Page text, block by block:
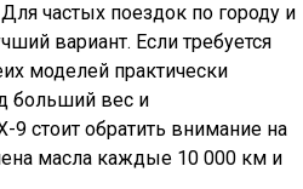
частых поездок по городу и
вариант. Если требуется
моделей практически
больший вес и
9 стоит обратить внимание на
масла каждые 10 000 км и